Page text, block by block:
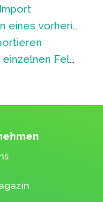
Import von aktiven Daueraufträgen eines vorherigen Systems (Wechsel zum FundraisingBox CRM)
Import: Welche Werte sind für die einzelnen Felder erlaubt?